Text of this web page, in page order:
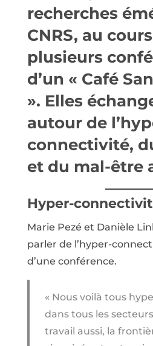
recherches
CNRS, au
plusieurs
d’un « Café
». Elles
autour de
connectivité,
et du mal-être
Hyper-
Marie Pezé et Danièle
parler de l’hyper-
d’une conférence.
« Nous voilà tous
dans tous les
travail aussi, la